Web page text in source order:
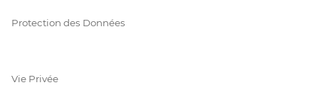
Protection des Données
Vie Privée